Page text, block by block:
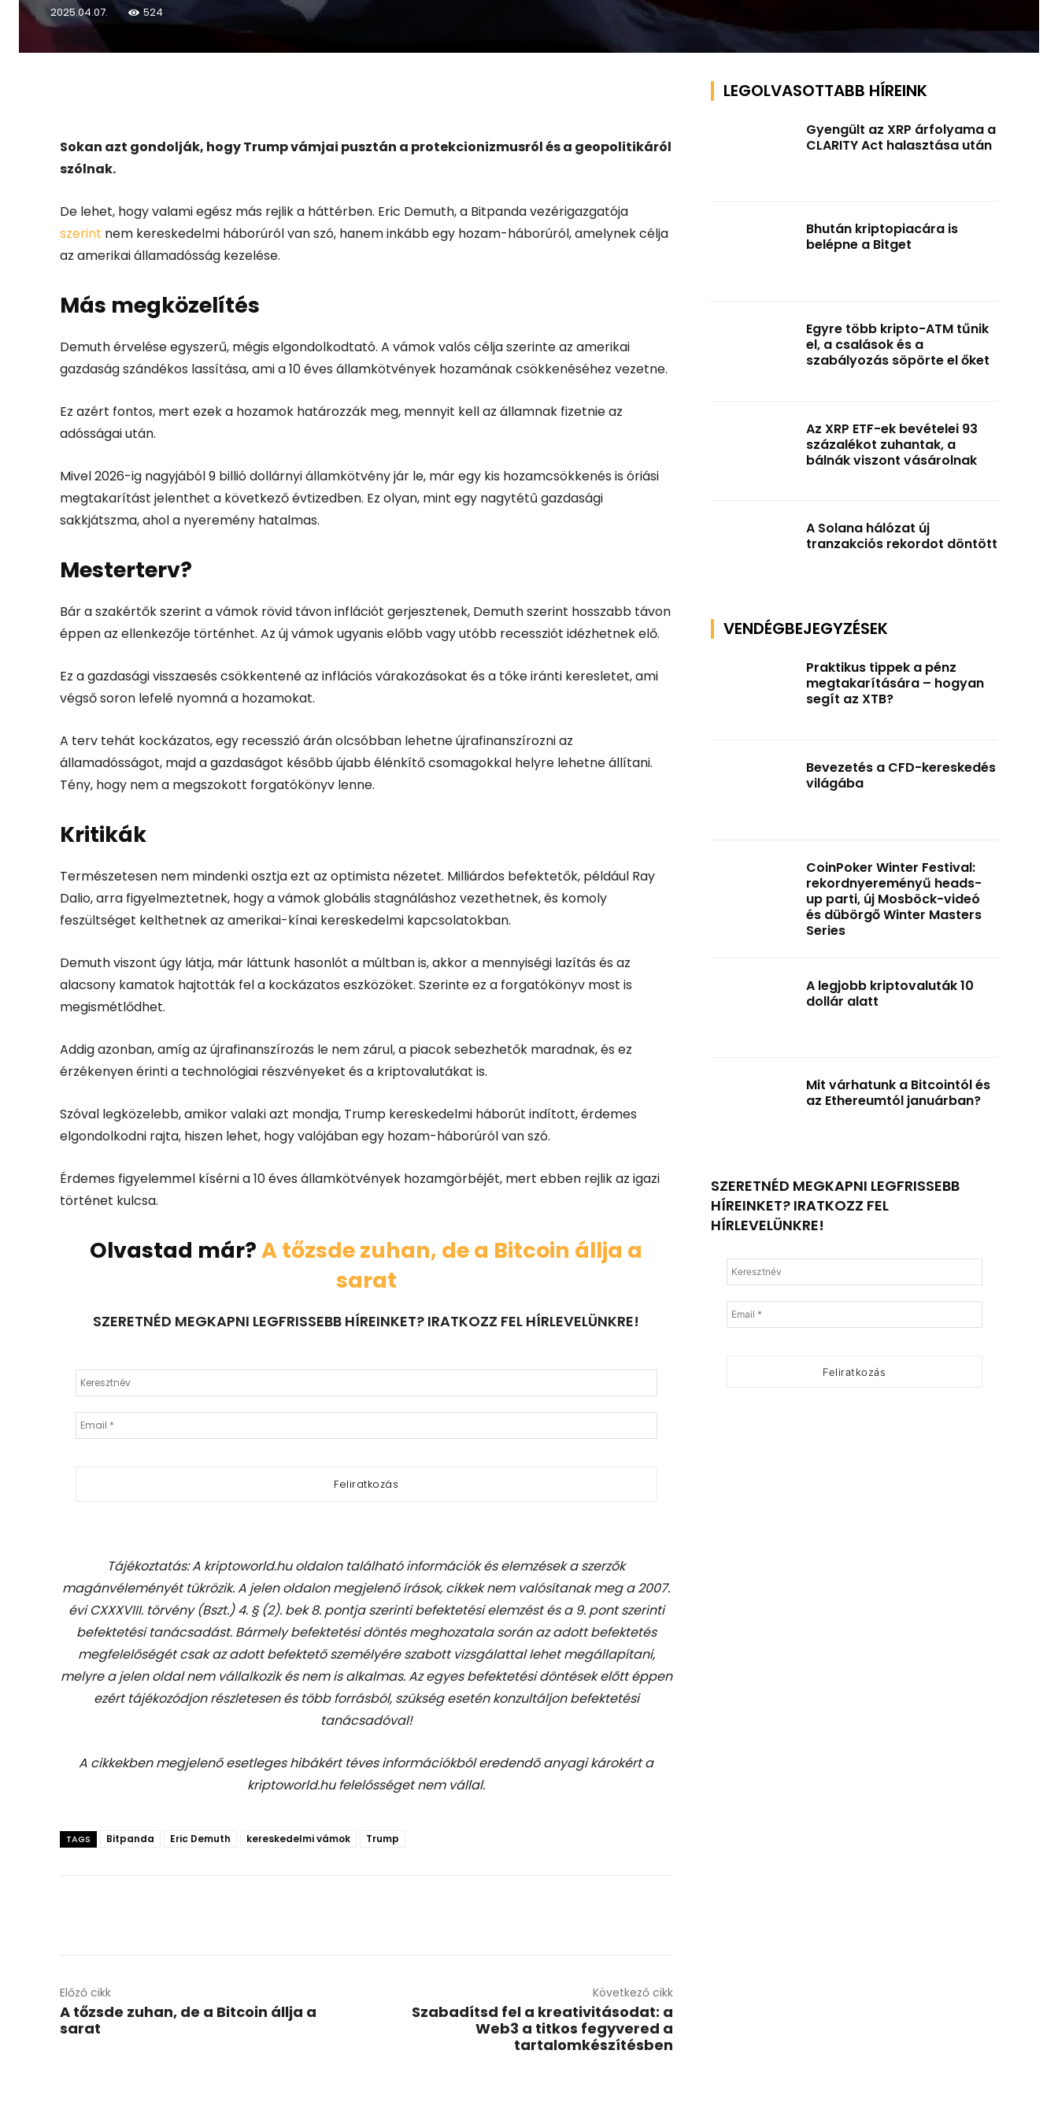
2025.04.07. 524
Sokan azt gondolják, hogy Trump vámjai pusztán a protekcionizmusról és a geopolitikáról
szólnak.
De lehet, hogy valami egész más rejlik a háttérben. Eric Demuth, a Bitpanda vezérigazgatója
szerint nem kereskedelmi háborúról van szó, hanem inkább egy hozam-háborúról, amelynek célja
az amerikai államadósság kezelése.
Más megközelítés
Demuth érvelése egyszerű, mégis elgondolkodtató. A vámok valós célja szerinte az amerikai
gazdaság szándékos lassítása, ami a 10 éves államkötvények hozamának csökkenéséhez vezetne.
Ez azért fontos, mert ezek a hozamok határozzák meg, mennyit kell az államnak fizetnie az
adósságai után.
Mivel 2026-ig nagyjából 9 billió dollárnyi államkötvény jár le, már egy kis hozamcsökkenés is óriási
megtakarítást jelenthet a következő évtizedben. Ez olyan, mint egy nagytétű gazdasági
sakkjátszma, ahol a nyeremény hatalmas.
Mesterterv?
Bár a szakértők szerint a vámok rövid távon inflációt gerjesztenek, Demuth szerint hosszabb távon
éppen az ellenkezője történhet. Az új vámok ugyanis előbb vagy utóbb recessziót idézhetnek elő.
Ez a gazdasági visszaesés csökkentené az inflációs várakozásokat és a tőke iránti keresletet, ami
végső soron lefelé nyomná a hozamokat.
A terv tehát kockázatos, egy recesszió árán olcsóbban lehetne újrafinanszírozni az
államadósságot, majd a gazdaságot később újabb élénkítő csomagokkal helyre lehetne állítani.
Tény, hogy nem a megszokott forgatókönyv lenne.
Kritikák
Természetesen nem mindenki osztja ezt az optimista nézetet. Milliárdos befektetők, például Ray
Dalio, arra figyelmeztetnek, hogy a vámok globális stagnáláshoz vezethetnek, és komoly
feszültséget kelthetnek az amerikai-kínai kereskedelmi kapcsolatokban.
Demuth viszont úgy látja, már láttunk hasonlót a múltban is, akkor a mennyiségi lazítás és az
alacsony kamatok hajtották fel a kockázatos eszközöket. Szerinte ez a forgatókönyv most is
megismétlődhet.
Addig azonban, amíg az újrafinanszírozás le nem zárul, a piacok sebezhetők maradnak, és ez
érzékenyen érinti a technológiai részvényeket és a kriptovalutákat is.
Szóval legközelebb, amikor valaki azt mondja, Trump kereskedelmi háborút indított, érdemes
elgondolkodni rajta, hiszen lehet, hogy valójában egy hozam-háborúról van szó.
Érdemes figyelemmel kísérni a 10 éves államkötvények hozamgörbéjét, mert ebben rejlik az igazi
történet kulcsa.
Olvastad már?A tőzsde zuhan, de a Bitcoin állja a
sarat
SZERETNÉD MEGKAPNI LEGFRISSEBB HÍREINKET? IRATKOZZ FEL HÍRLEVELÜNKRE!
Tájékoztatás: A kriptoworld.hu oldalon található információk és elemzések a szerzők
magánvéleményét tükrözik. A jelen oldalon megjelenő írások, cikkek nem valósítanak meg a 2007.
évi CXXXVIII. törvény (Bszt.) 4. § (2). bek 8. pontja szerinti befektetési elemzést és a 9. pont szerinti
befektetési tanácsadást. Bármely befektetési döntés meghozatala során az adott befektetés
megfelelőségét csak az adott befektető személyére szabott vizsgálattal lehet megállapítani,
melyre a jelen oldal nem vállalkozik és nem is alkalmas. Az egyes befektetési döntések előtt éppen
ezért tájékozódjon részletesen és több forrásból, szükség esetén konzultáljon befektetési
tanácsadóval!
A cikkekben megjelenő esetleges hibákért téves információkból eredendő anyagi károkért a
kriptoworld.hu felelősséget nem vállal.
TAGS Bitpanda Eric Demuth kereskedelmi vámok Trump
Előző cikk
A tőzsde zuhan, de a Bitcoin állja a
sarat
Következő cikk
Szabadítsd fel a kreativitásodat: a
Web3 a titkos fegyvered a
tartalomkészítésben
LEGOLVASOTTABB HÍREINK
Gyengült az XRP árfolyama a
CLARITY Act halasztása után
Bhután kriptopiacára is
belépne a Bitget
Egyre több kripto-ATM tűnik
el, a csalások és a
szabályozás söpörte el őket
Az XRP ETF-ek bevételei 93
százalékot zuhantak, a
bálnák viszont vásárolnak
A Solana hálózat új
tranzakciós rekordot döntött
VENDÉGBEJEGYZÉSEK
Praktikus tippek a pénz
megtakarítására – hogyan
segít az XTB?
Bevezetés a CFD-kereskedés
világába
CoinPoker Winter Festival:
rekordnyereményű heads-
up parti, új Mosböck-videó
és dübörgő Winter Masters
Series
A legjobb kriptovaluták 10
dollár alatt
Mit várhatunk a Bitcointól és
az Ethereumtól januárban?
SZERETNÉD MEGKAPNI LEGFRISSEBB
HÍREINKET? IRATKOZZ FEL
HÍRLEVELÜNKRE!